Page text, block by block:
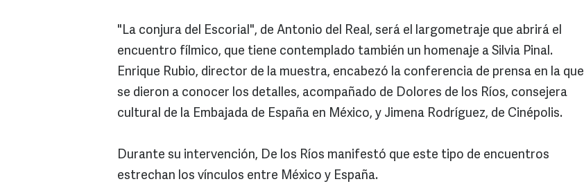
"La conjura del Escorial", de Antonio del Real, será el largometraje que abrirá el
encuentro fílmico, que tiene contemplado también un homenaje a Silvia Pinal.
Enrique Rubio, director de la muestra, encabezó la conferencia de prensa en la que
se dieron a conocer los detalles, acompañado de Dolores de los Ríos, consejera
cultural de la Embajada de España en México, y Jimena Rodríguez, de Cinépolis.
Durante su intervención, De los Ríos manifestó que este tipo de encuentros
estrechan los vínculos entre México y España.